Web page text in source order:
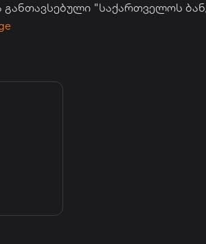
განთავსებული "საქართველოს